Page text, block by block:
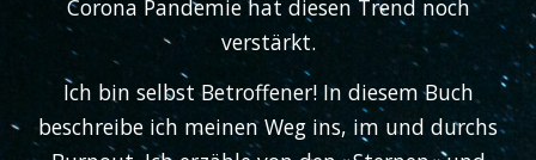
Corona Pandemie hat diesen Trend noch
verstärkt.
Ich bin selbst Betroffener! In diesem Buch
beschreibe ich meinen Weg ins, im und durchs